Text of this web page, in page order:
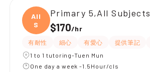
All
S
Primary 5,All Subjects
$170/hr
有耐性 細心 有愛心 提供筆記
1 to 1 tutoring-Tuen Mun
One day a week -1.5Hour/cls